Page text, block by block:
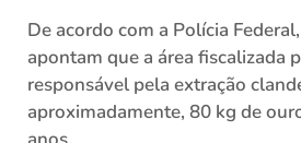
De acordo com a Polícia
apontam que a área fiscalizada
responsável pela extração
aproximadamente, 80 kg de